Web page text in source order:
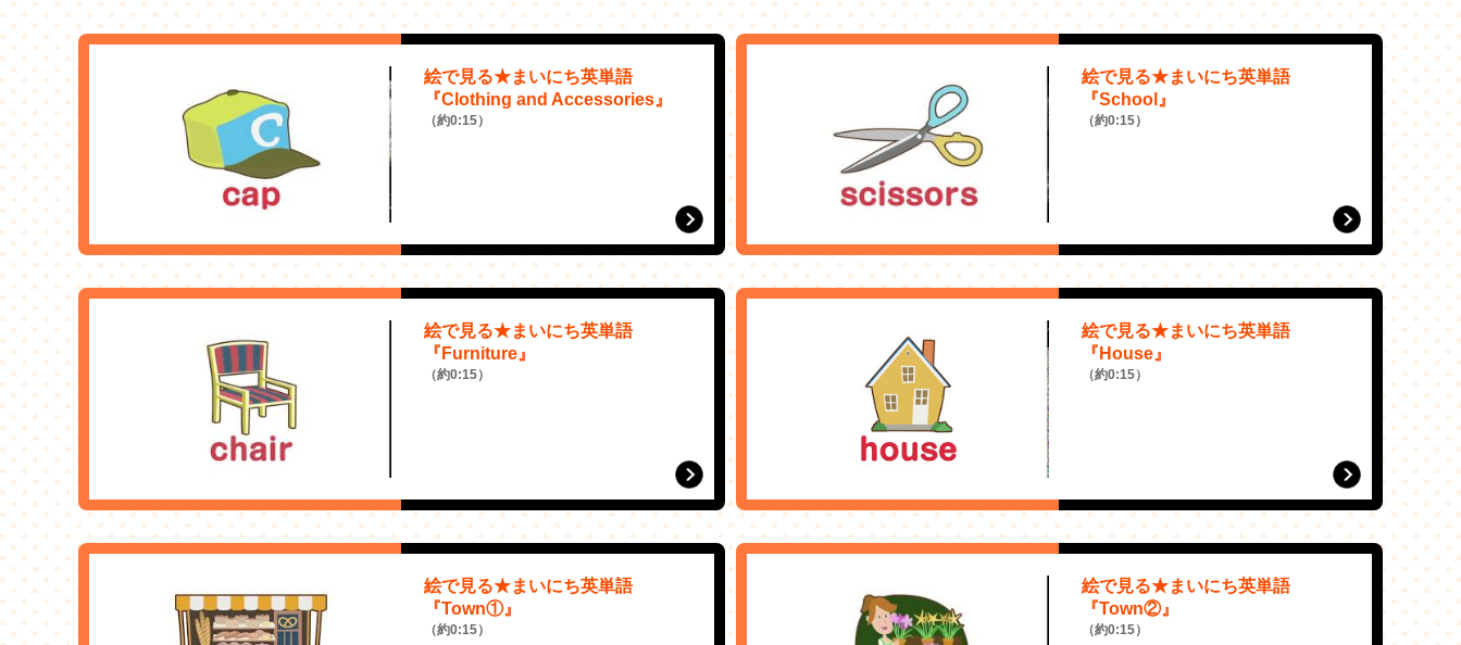
絵で見る★まいにち英単語
『Clothing and Accessories』
（約0:15）
絵で見る★まいにち英単語
『School』
（約0:15）
絵で見る★まいにち英単語
『Furniture』
（約0:15）
絵で見る★まいにち英単語
『House』
（約0:15）
絵で見る★まいにち英単語
『Town①』
（約0:15）
絵で見る★まいにち英単語
『Town②』
（約0:15）